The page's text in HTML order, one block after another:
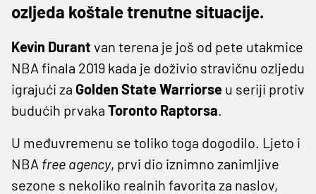
ozljeda koštale trenutne situacije.
Kevin Durant van terena je još od pete utakmice
NBA finala 2019 kada je doživio stravičnu ozljedu
igrajući za Golden State Warriorse u seriji protiv
budućih prvaka Toronto Raptorsa.
U međuvremenu se toliko toga dogodilo. Ljeto i
NBA free agency, prvi dio iznimno zanimljive
sezone s nekoliko realnih favorita za naslov,